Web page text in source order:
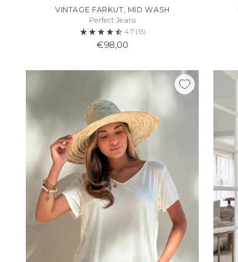
VINTAGE FARKUT, MID WASH
Perfect Jeans
4.7 (15)
€98,00